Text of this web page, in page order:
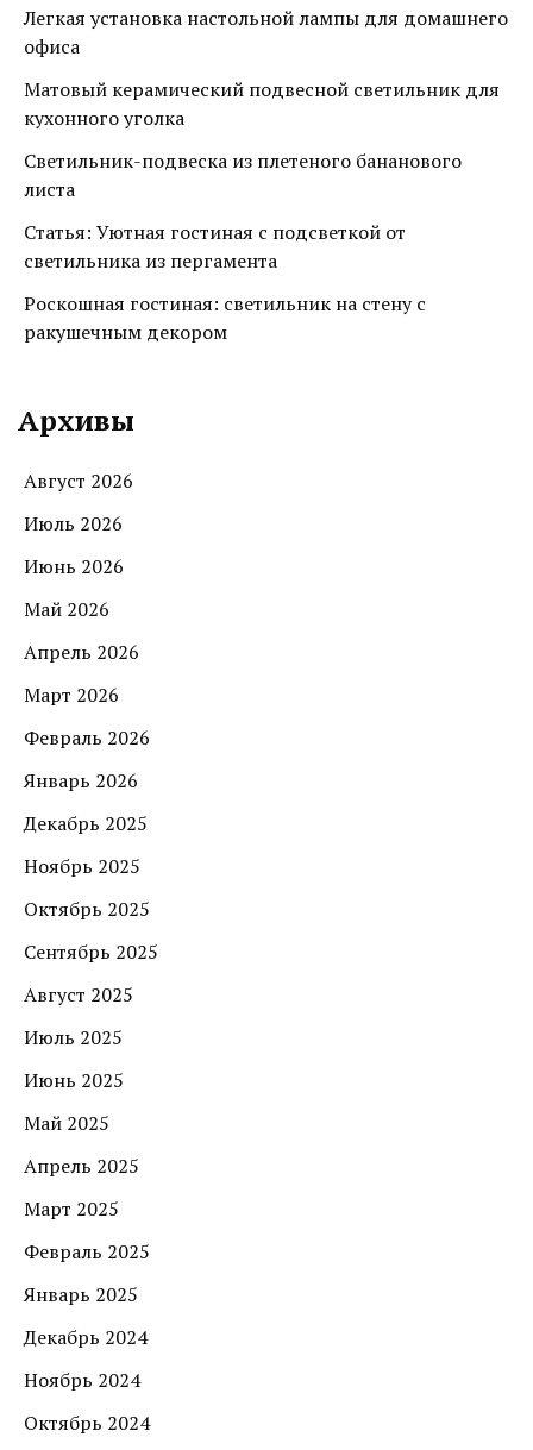
Легкая установка настольной лампы для домашнего
офиса
Матовый керамический подвесной светильник для
кухонного уголка
Светильник-подвеска из плетеного бананового
листа
Статья: Уютная гостиная с подсветкой от
светильника из пергамента
Роскошная гостиная: светильник на стену с
ракушечным декором
Архивы
Август 2026
Июль 2026
Июнь 2026
Май 2026
Апрель 2026
Март 2026
Февраль 2026
Январь 2026
Декабрь 2025
Ноябрь 2025
Октябрь 2025
Сентябрь 2025
Август 2025
Июль 2025
Июнь 2025
Май 2025
Апрель 2025
Март 2025
Февраль 2025
Январь 2025
Декабрь 2024
Ноябрь 2024
Октябрь 2024